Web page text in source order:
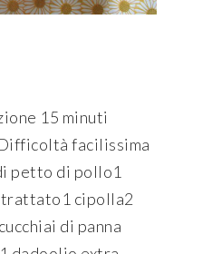
15 minuti
facilissima
petto di pollo1
trattato1 cipolla2
di panna